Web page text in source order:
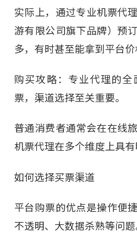
实际上，通过专业机票代
游有限公司旗下品牌）预
多，有时甚至能拿到平台价
购买攻略：专业代理的
票，渠道选择至关重要。
普通消费者通常会在在线
机票代理在多个维度上具有
如何选择买票渠道
平台购票的优点是操作便
不透明、大数据杀熟等问题